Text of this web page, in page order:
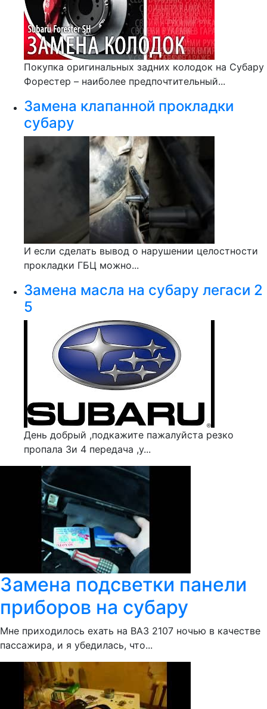
Покупка оригинальных задних колодок на Субару
Форестер – наиболее предпочтительный...
Замена клапанной прокладки
субару
И если сделать вывод о нарушении целостности
прокладки ГБЦ можно...
Замена масла на субару легаси 2
5
День добрый ,подкажите пажалуйста резко
пропала 3и 4 передача ,у...
Замена подсветки панели
приборов на субару
Мне приходилось ехать на ВАЗ 2107 ночью в качестве
пассажира, и я убедилась, что...